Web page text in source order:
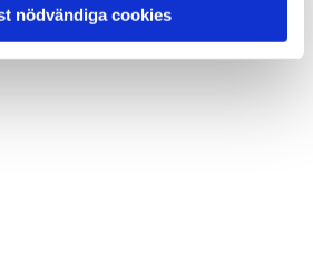
nödvändiga cookies